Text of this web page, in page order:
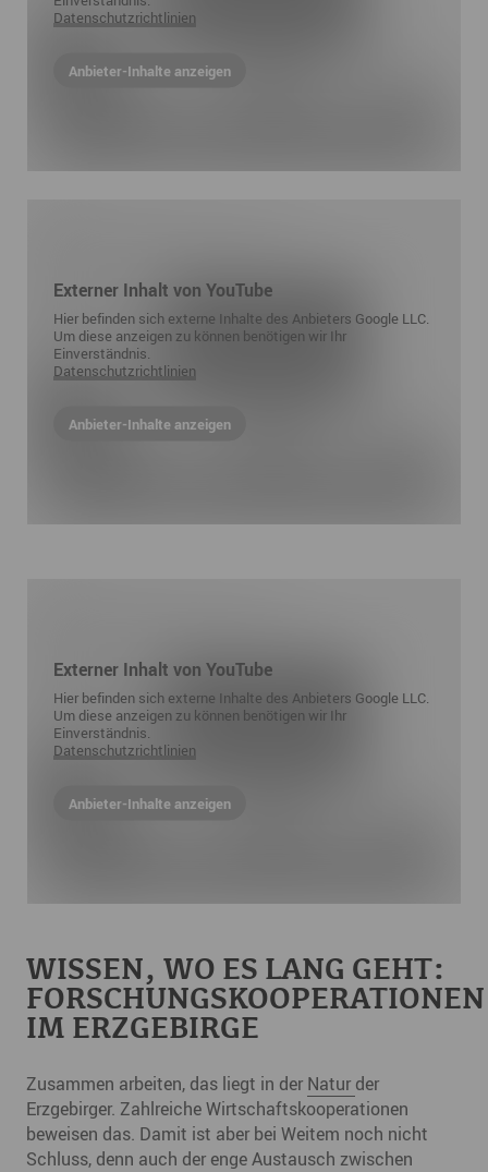
Datenschutzrichtlinien
Anbieter-Inhalte anzeigen
Externer Inhalt von YouTube
Hier befinden sich externe Inhalte des Anbieters Google LLC.
Um diese anzeigen zu können benötigen wir Ihr
Einverständnis.
Datenschutzrichtlinien
Anbieter-Inhalte anzeigen
Externer Inhalt von YouTube
Hier befinden sich externe Inhalte des Anbieters Google LLC.
Um diese anzeigen zu können benötigen wir Ihr
Einverständnis.
Datenschutzrichtlinien
Anbieter-Inhalte anzeigen
WISSEN, WO ES LANG GEHT:
FORSCHUNGSKOOPERATIONEN
IM ERZGEBIRGE
Zusammen arbeiten, das liegt in der Natur der
Erzgebirger. Zahlreiche Wirtschaftskooperationen
beweisen das. Damit ist aber bei Weitem noch nicht
Schluss, denn auch der enge Austausch zwischen